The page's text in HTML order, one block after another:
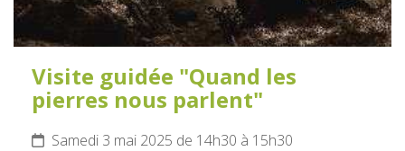
Visite guidée "Quand les
pierres nous parlent"
Samedi 3 mai 2025 de 14h30 à 15h30